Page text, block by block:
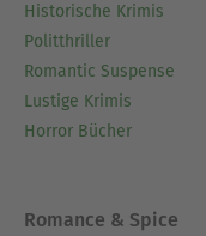
Historische Krimis
Politthriller
Romantic Suspense
Lustige Krimis
Horror Bücher
Romance & Spice